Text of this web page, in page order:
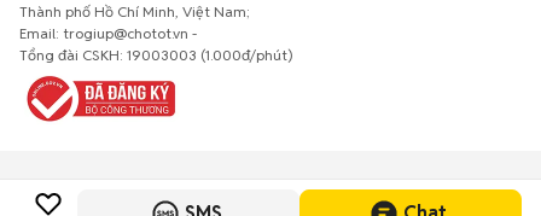
Thành phố Hồ Chí Minh, Việt Nam;
Email: trogiup@chotot.vn -
Tổng đài CSKH: 19003003 (1.000đ/phút)